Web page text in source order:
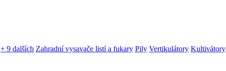
+ 9 dalších Zahradní vysavače listí a fukary Pily Vertikulátory Kultivátory